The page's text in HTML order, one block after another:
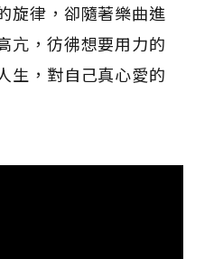
旋律，卻隨著樂曲進
亢，彷彿想要用力的
生，對自己真心愛的